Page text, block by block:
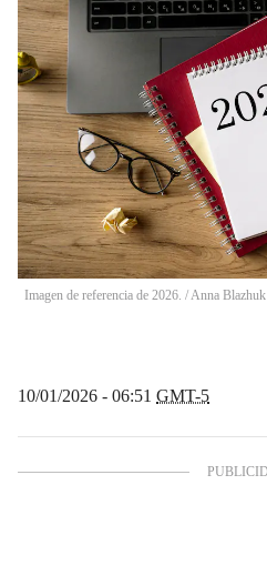
Imagen de referencia de 2026. /Anna Blazhuk
10/01/2026 - 06:51 GMT-5